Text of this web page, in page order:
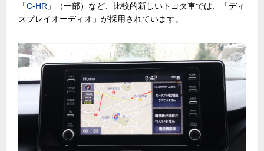
「C-HR 」（一部）など、比較的新しいトヨタ車では、「ディ
スプレイオーディオ」が採用されています。